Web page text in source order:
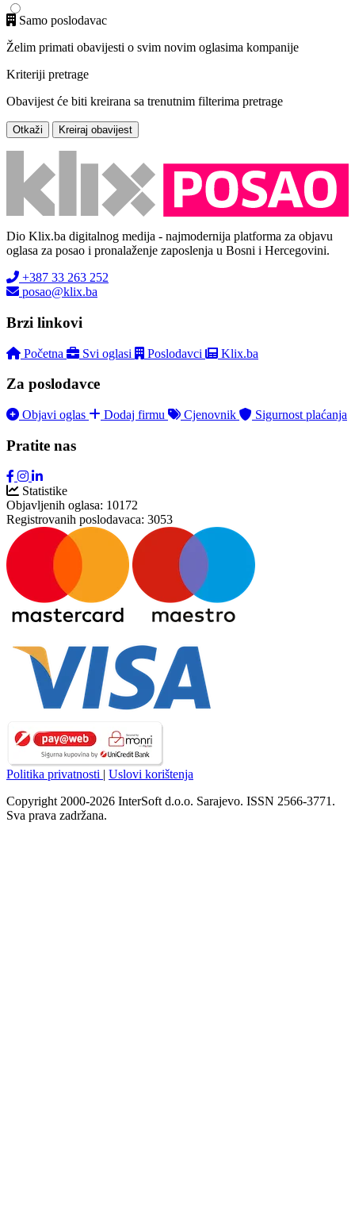
Samo poslodavac
Želim primati obavijesti o svim novim oglasima kompanije
Kriteriji pretrage
Obavijest će biti kreirana sa trenutnim filterima pretrage
Otkaži Kreiraj obavijest
Dio Klix.ba digitalnog medija - najmodernija platforma za objavu
oglasa za posao i pronalaženje zaposlenja u Bosni i Hercegovini.
+387 33 263 252
posao@klix.ba
Brzi linkovi
Početna Svi oglasi Poslodavci Klix.ba
Za poslodavce
Objavi oglas Dodaj firmu Cjenovnik Sigurnost plaćanja
Pratite nas
Statistike
Objavljenih oglasa: 10172
Registrovanih poslodavaca: 3053
Politika privatnosti | Uslovi korištenja
Copyright 2000-2026 InterSoft d.o.o. Sarajevo. ISSN 2566-3771.
Sva prava zadržana.